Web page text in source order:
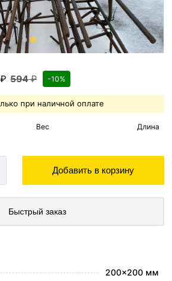
₽ 594₽ -10%
при наличной оплате
Вес Длина
Добавить в корзину
Быстрый заказ
200x200 мм